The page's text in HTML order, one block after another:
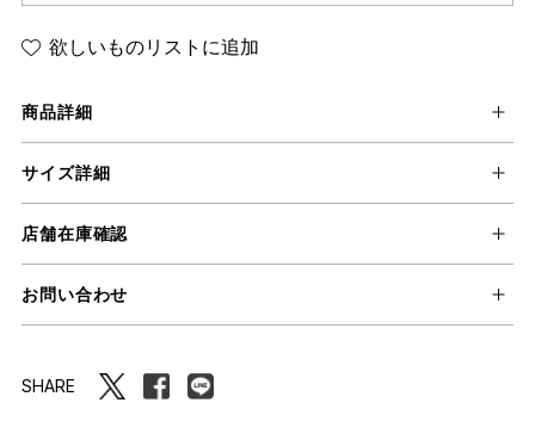
欲しいものリストに追加
商品詳細
サイズ詳細
店舗在庫確認
お問い合わせ
SHARE